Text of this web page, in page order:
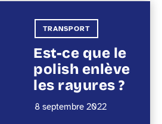
TRANSPORT
Est-ce que le
polish enlève
les rayures ?
8 septembre 2022